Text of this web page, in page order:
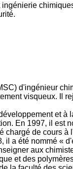
d'ingénieur
visqueux. Il
et
En 1997, il
chargé de cours à
a été nommé «
aux
et des